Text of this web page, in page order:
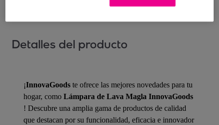
Detalles del producto
¡InnovaGoods te ofrece las mejores novedades para tu
hogar, como Lámpara de Lava Magla InnovaGoods
! Descubre una amplia gama de productos de calidad
que destacan por su funcionalidad, eficacia e innovador